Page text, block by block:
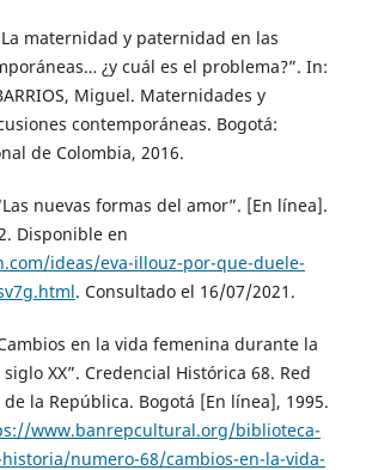
maternidad y paternidad en las
¿y cuál es el problema?”. In:
Miguel. Maternidades y
contemporáneas. Bogotá:
de Colombia, 2016.
nuevas formas del amor”. [En línea].
Disponible en
ideas/eva-illouz-por-que-duele-
. Consultado el 16/07/2021.
en la vida femenina durante la
XX”. Credencial Histórica 68. Red
la República. Bogotá [En línea], 1995.
www.banrepcultural.org/biblioteca-
numero-68/cambios-en-la-vida-